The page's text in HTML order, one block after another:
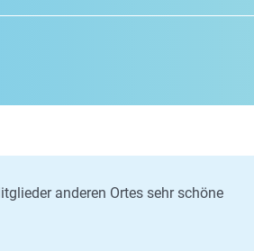
anderen Ortes sehr schöne